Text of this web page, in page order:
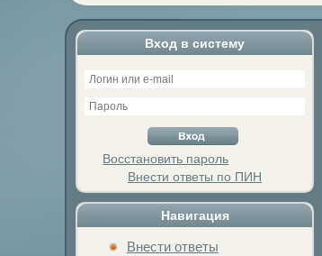
Вход в систему
Восстановить пароль
Внести ответы по ПИН
Навигация
Внести ответы